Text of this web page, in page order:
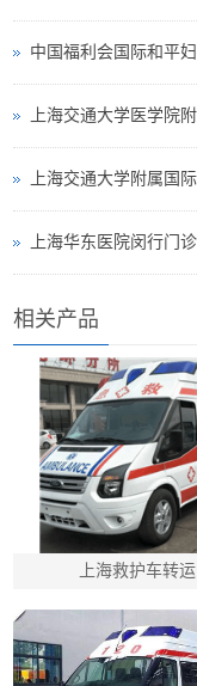
相关产品
上海救护车转运